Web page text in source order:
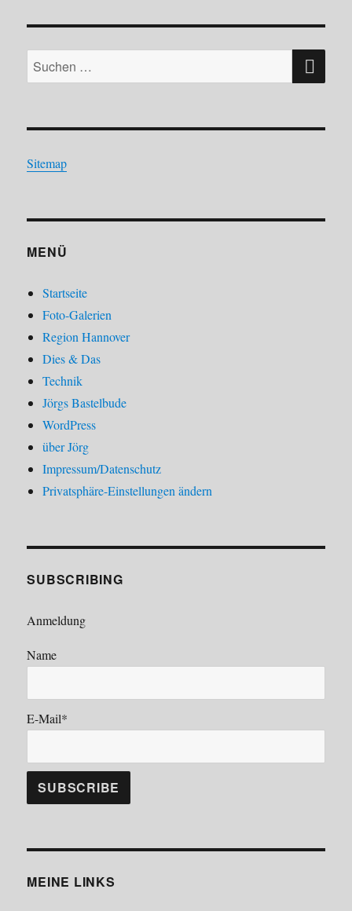
Suchen
nach:
Sitemap
MENÜ
Startseite
Foto-Galerien
Region Hannover
Dies & Das
Technik
Jörgs Bastelbude
WordPress
über Jörg
Impressum/Datenschutz
Privatsphäre-Einstellungen ändern
SUBSCRIBING
Anmeldung
Name
E-Mail*
MEINE LINKS